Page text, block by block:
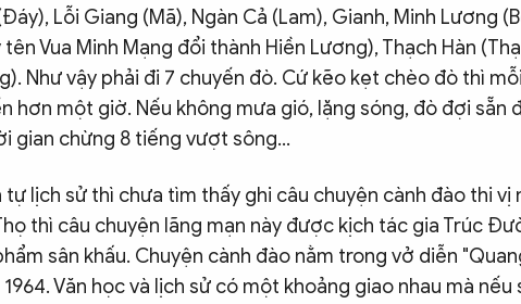
Lỗi Giang (Mã), Ngàn Cả (Lam), Gianh, Minh Lương
Vua Minh Mạng đổi thành Hiền Lương), Thạch Hàn
Như vậy phải đi 7 chuyến đò. Cứ kẽo kẹt chèo đò thì
hơn một giờ. Nếu không mưa gió, lặng sóng, đò đợi sẵn
gian chừng 8 tiếng vượt sông…
tự lịch sử thì chưa tìm thấy ghi câu chuyện cành đào thi vị
thì câu chuyện lãng mạn này được kịch tác gia Trúc
sân khấu. Chuyện cành đào nằm trong vở diễn
Văn học và lịch sử có một khoảng giao nhau mà nếu